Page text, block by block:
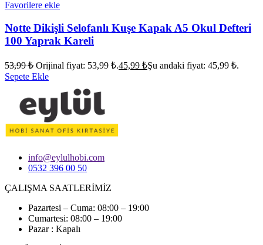
Favorilere ekle
Notte Dikişli Selofanlı Kuşe Kapak A5 Okul Defteri
100 Yaprak Kareli
53,99₺ Orijinal fiyat: 53,99 ₺.45,99 ₺Şu andaki fiyat: 45,99 ₺.
Sepete Ekle
info@eylulhobi.com
0532 396 00 50
ÇALIŞMA SAATLERİMİZ
Pazartesi – Cuma: 08:00 – 19:00
Cumartesi: 08:00 – 19:00
Pazar : Kapalı